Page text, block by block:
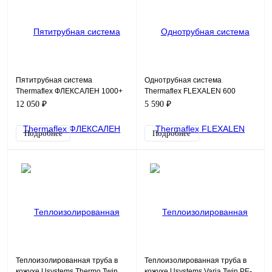
Пятитрубная система
Thermaflex ФЛЕКСАЛЕН 1000+
FV+R200H2/32A3/20
12 050 ₽
Подробнее
Однотрубная система
Thermaflex FLEXALEN 600
Стандарт для водоснабжения
5 590 ₽
Подробнее
Теплоизолированная труба в
Теплоизолированная труба в